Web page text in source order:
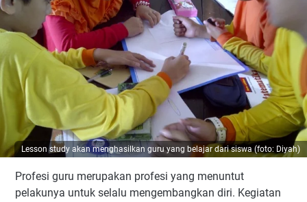
Lesson study akan menghasilkan guru yang belajar dari siswa (foto: Diyah)
Profesi guru merupakan profesi yang menuntut
pelakunya untuk selalu mengembangkan diri. Kegiatan